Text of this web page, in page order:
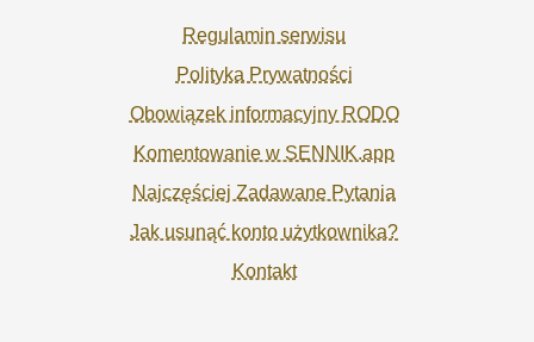
Regulamin serwisu
Polityka Prywatności
Obowiązek informacyjny RODO
Komentowanie w SENNIK.app
Najczęściej Zadawane Pytania
Jak usunąć konto użytkownika?
Kontakt